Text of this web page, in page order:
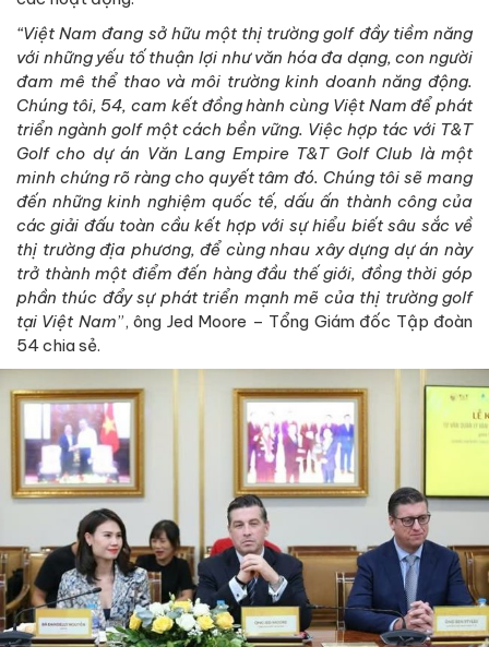
“Việt Nam đang sở hữu một thị trường golf đầy tiềm năng
với những yếu tố thuận lợi như văn hóa đa dạng, con người
đam mê thể thao và môi trường kinh doanh năng động.
Chúng tôi, 54, cam kết đồng hành cùng Việt Nam để phát
triển ngành golf một cách bền vững. Việc hợp tác với T&T
Golf cho dự án Văn Lang Empire T&T Golf Club là một
minh chứng rõ ràng cho quyết tâm đó. Chúng tôi sẽ mang
đến những kinh nghiệm quốc tế, dấu ấn thành công của
các giải đấu toàn cầu kết hợp với sự hiểu biết sâu sắc về
thị trường địa phương, để cùng nhau xây dựng dự án này
trở thành một điểm đến hàng đầu thế giới, đồng thời góp
phần thúc đẩy sự phát triển mạnh mẽ của thị trường golf
tại Việt Nam”, ông Jed Moore – Tổng Giám đốc Tập đoàn
54 chia sẻ.